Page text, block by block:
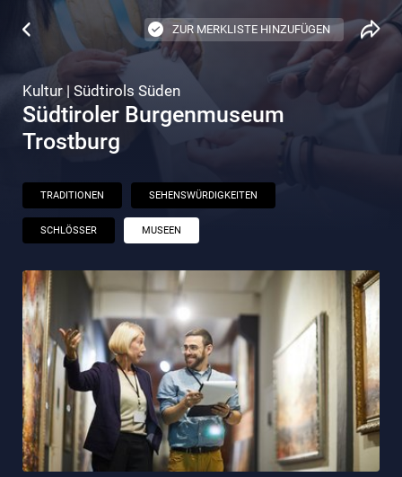
ZUR MERKLISTE HINZUFÜGEN
Kultur | Südtirols Süden
Südtiroler Burgenmuseum
Trostburg
TRADITIONEN SEHENSWÜRDIGKEITEN
SCHLÖSSER MUSEEN